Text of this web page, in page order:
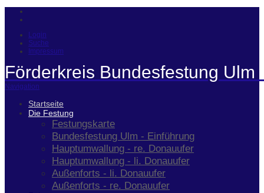
Login
Suche
Impressum
Förderkreis Bundesfestung Ulm
Navigation
Startseite
Die Festung
Festungskarte
Bundesfestung Ulm - Einführung
Hauptumwallung - re. Donauufer
Hauptumwallung - li. Donauufer
Außenforts - li. Donauufer
Außenforts - re. Donauufer